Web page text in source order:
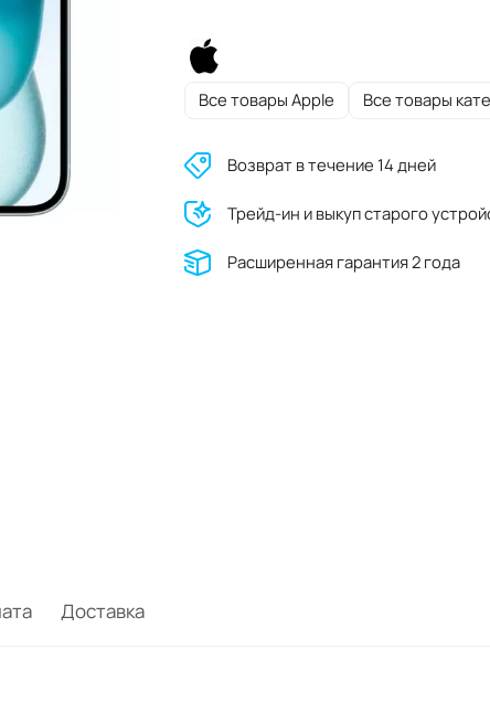
Все товары Apple Все товары
Возврат в течение 14 дней
Трейд-ин и выкуп старого
Расширенная гарантия 2 года
Доставка